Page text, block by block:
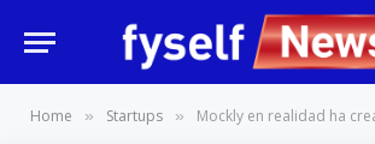
Home » Startups » Mockly en realidad ha creado un generador